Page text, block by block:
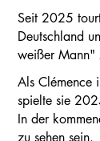
Seit 2025
Deutschland
weißer Mann"
Als Clémence
spielte sie
In der
zu sehen sein.